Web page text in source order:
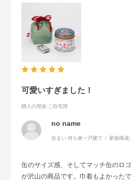
可愛いすぎました！
購入の用途:ご自宅用
no name
住まい:持ち家一戸建て 家族構成:
缶のサイズ感、そしてマッチ缶のロ
が沢山の商品です。巾着もよかったで